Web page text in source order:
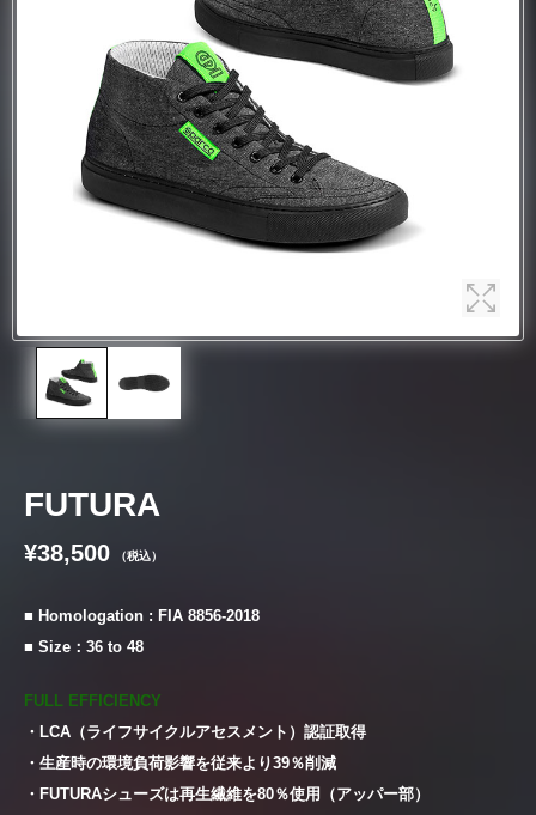
FUTURA
¥38,500 （税込）
■ Homologation : FIA 8856-2018
■ Size：36 to 48
FULL EFFICIENCY
・LCA（ライフサイクルアセスメント）認証取得
・生産時の環境負荷影響を従来より39％削減
・FUTURAシューズは再生繊維を80％使用（アッパー部）